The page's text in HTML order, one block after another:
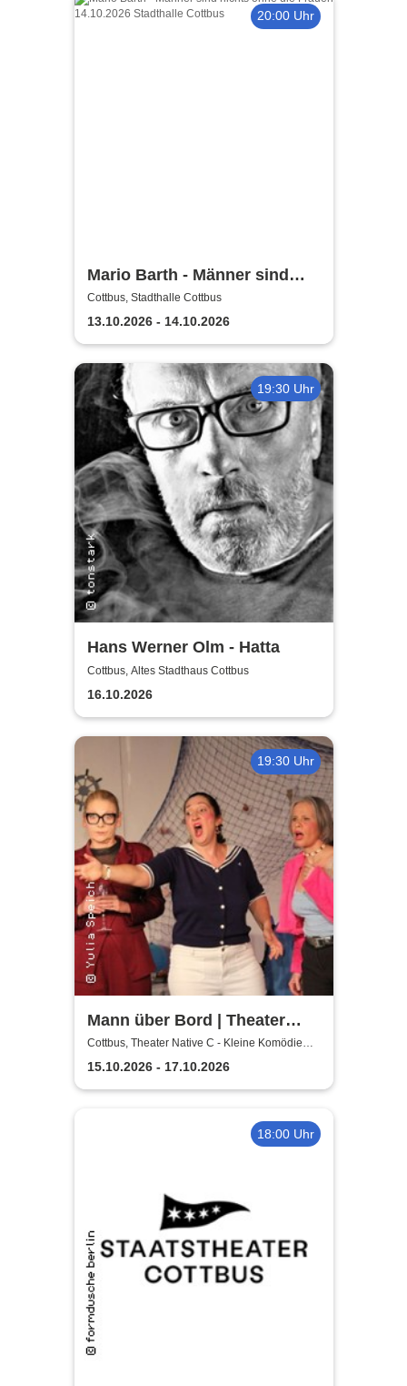
20:00 Uhr
Mario Barth - Männer sind
nichts ohne die Frauen
Cottbus, Stadthalle Cottbus
13.10.2026 - 14.10.2026
19:30 Uhr
Hans Werner Olm - Hatta
Cottbus, Altes Stadthaus Cottbus
16.10.2026
19:30 Uhr
Mann über Bord | Theater
Native C - Kleine Komödie
Cottbus - Innenhof
Cottbus, Theater Native C - Kleine Komödie
Cottbus - Innenhof
15.10.2026 - 17.10.2026
18:00 Uhr